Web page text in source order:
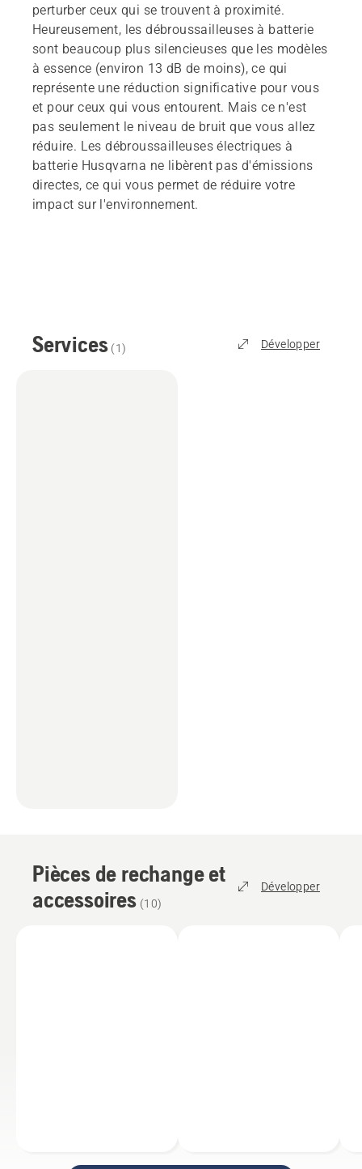
perturber ceux qui se trouvent à proximité.
Heureusement, les débroussailleuses à batterie
sont beaucoup plus silencieuses que les modèles
à essence (environ 13 dB de moins), ce qui
représente une réduction significative pour vous
et pour ceux qui vous entourent. Mais ce n'est
pas seulement le niveau de bruit que vous allez
réduire. Les débroussailleuses électriques à
batterie Husqvarna ne libèrent pas d'émissions
directes, ce qui vous permet de réduire votre
impact sur l'environnement.
Services (1) Développer
Pièces de rechange et
accessoires (10)
Développer